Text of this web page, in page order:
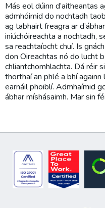
Más eol dúinn d’aitheantas
admhóimid do nochtadh
ag tabhairt freagra ar
iniúchóireachta a nochtadh,
sa reachtaíocht chuí. Is
don Oireachtas nó do lucht
chliantchomhlachta. Dá réir
thorthaí an phlé a bhí
earnáil phoiblí. Admhaímid
ábhar míshásaimh. Mar sin